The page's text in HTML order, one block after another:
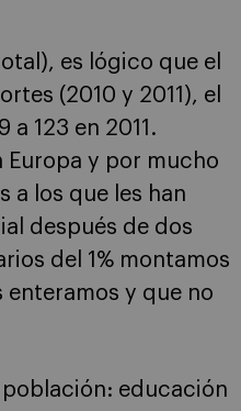
es lógico que el
(2010 y 2011), el
123 en 2011.
Europa y por mucho
a los que les han
después de dos
del 1% montamos
enteramos y que no
educación